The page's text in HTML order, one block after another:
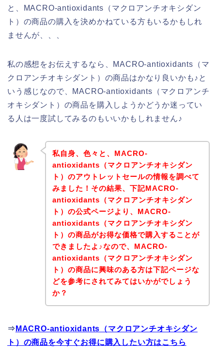
と、MACRO-antioxidants（マクロアンチオキシダン
ト）の商品の購入を決めかねている方もいるかもしれ
ませんが、、、
私の感想をお伝えするなら、MACRO-antioxidants（マ
クロアンチオキシダント）の商品はかなり良いかも♪と
いう感じなので、MACRO-antioxidants（マクロアンチ
オキシダント）の商品を購入しようかどうか迷ってい
る人は一度試してみるのもいいかもしれません♪
私自身、色々と、MACRO-
antioxidants（マクロアンチオキシダン
ト）のアウトレットセールの情報を調べて
みました！その結果、下記MACRO-
antioxidants（マクロアンチオキシダン
ト）の公式ページより、MACRO-
antioxidants（マクロアンチオキシダン
ト）の商品がお得な価格で購入することが
できましたよ♪なので、MACRO-
antioxidants（マクロアンチオキシダン
ト）の商品に興味のある方は下記ページな
どを参考にされてみてはいかがでしょう
か？
⇒ MACRO-antioxidants（マクロアンチオキシダン
ト）の商品を今すぐお得に購入したい方はこちら